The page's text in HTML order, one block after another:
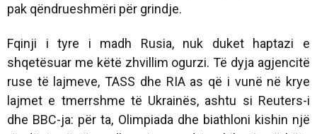
pak qëndrueshmëri për grindje.
Fqinji i tyre i madh Rusia, nuk duket haptazi e
shqetësuar me këtë zhvillim ogurzi. Të dyja agjencitë
ruse të lajmeve, TASS dhe RIA as që i vunë në krye
lajmet e tmerrshme të Ukrainës, ashtu si Reuters-i
dhe BBC-ja: për ta, Olimpiada dhe biathloni kishin një